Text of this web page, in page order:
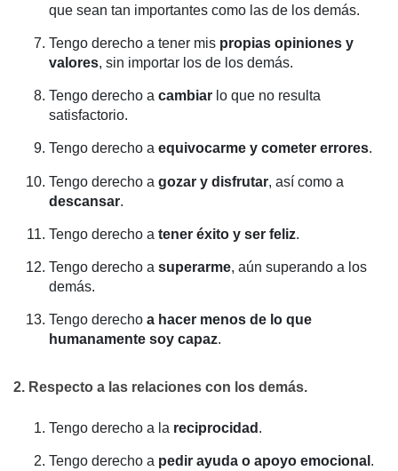
que sean tan importantes como las de los demás.
Tengo derecho a tener mis propias opiniones y
valores, sin importar los de los demás.
Tengo derecho a cambiar lo que no resulta
satisfactorio.
Tengo derecho a equivocarme y cometer errores.
Tengo derecho a gozar y disfrutar, así como a
descansar.
Tengo derecho a tener éxito y ser feliz.
Tengo derecho a superarme, aún superando a los
demás.
Tengo derecho a hacer menos de lo que
humanamente soy capaz.
2. Respecto a las relaciones con los demás.
Tengo derecho a la reciprocidad .
Tengo derecho a pedir ayuda o apoyo emocional .